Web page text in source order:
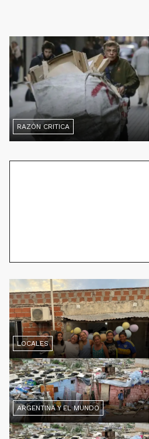
RAZÓN CRITICA
LOCALES
ARGENTINA Y EL MUNDO